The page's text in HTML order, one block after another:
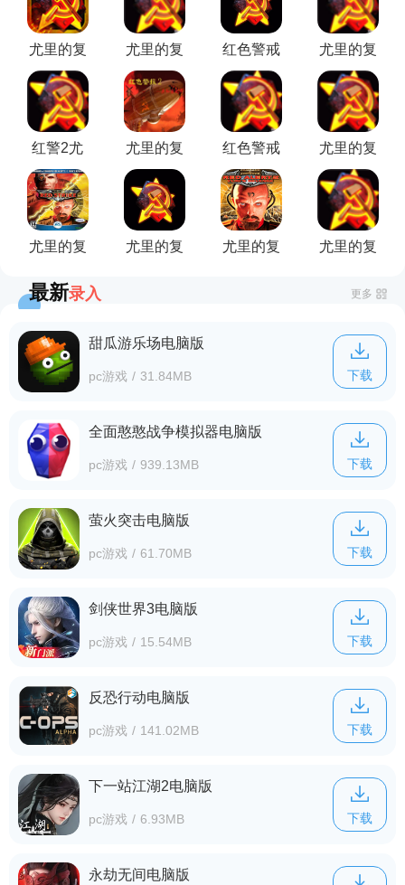
尤里的复
仇地图逐
鹿中原
尤里的复
仇地图魔
鬼大道
红色警戒
2尤里的
复仇地图
温带大陆
尤里的复
仇菊花地
图
红警2尤
里的复仇
唯一出路
地图
尤里的复
仇巨型城
市地图包
红色警戒
2尤里的
复仇古丁
岭任务包
尤里的复
仇地图南
极大陆
尤里的复
对防御
尤里的复
尤里的复
尤里的复
存地图
更多
最新录入
甜瓜游乐场电脑版
pc游戏 / 31.84MB 下载
全面憨憨战争模拟器电脑版
pc游戏 / 939.13MB 下载
萤火突击电脑版
pc游戏 / 61.70MB 下载
剑侠世界3电脑版
pc游戏 / 15.54MB 下载
反恐行动电脑版
pc游戏 / 141.02MB 下载
下一站江湖2电脑版
pc游戏 / 6.93MB 下载
永劫无间电脑版